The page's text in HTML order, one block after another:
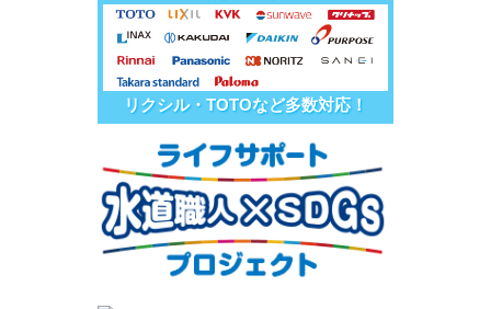
リクシル・TOTOなど多数対応！